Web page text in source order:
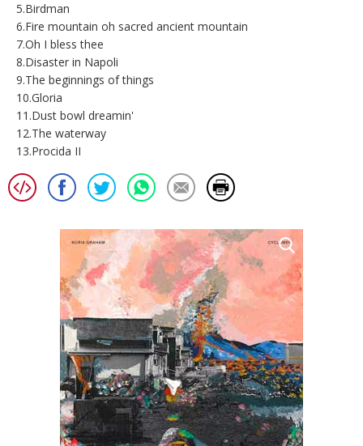
5.Birdman
6.Fire mountain oh sacred ancient mountain
7.Oh I bless thee
8.Disaster in Napoli
9.The beginnings of things
10.Gloria
11.Dust bowl dreamin'
12.The waterway
13.Procida II